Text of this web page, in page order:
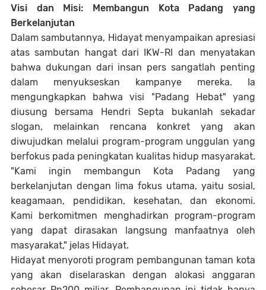
Visi dan Misi: Membangun Kota Padang yang
Berkelanjutan
Dalam sambutannya, Hidayat menyampaikan apresiasi
atas sambutan hangat dari IKW-RI dan menyatakan
bahwa dukungan dari insan pers sangatlah penting
dalam menyukseskan kampanye mereka. Ia
mengungkapkan bahwa visi "Padang Hebat" yang
diusung bersama Hendri Septa bukanlah sekadar
slogan, melainkan rencana konkret yang akan
diwujudkan melalui program-program unggulan yang
berfokus pada peningkatan kualitas hidup masyarakat.
"Kami ingin membangun Kota Padang yang
berkelanjutan dengan lima fokus utama, yaitu sosial,
keagamaan, pendidikan, kesehatan, dan ekonomi.
Kami berkomitmen menghadirkan program-program
yang dapat dirasakan langsung manfaatnya oleh
masyarakat," jelas Hidayat.
Hidayat menyoroti program pembangunan taman kota
yang akan diselaraskan dengan alokasi anggaran